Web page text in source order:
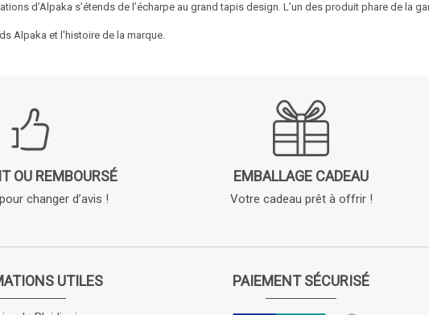
d’Alpaka s’étends de l’écharpe au grand tapis design. L’un des produit phare de la
Alpaka et l'histoire de la marque.
OU REMBOURSÉ
changer d’avis !
EMBALLAGE CADEAU
Votre cadeau prêt à offrir !
UTILES PAIEMENT SÉCURISÉ